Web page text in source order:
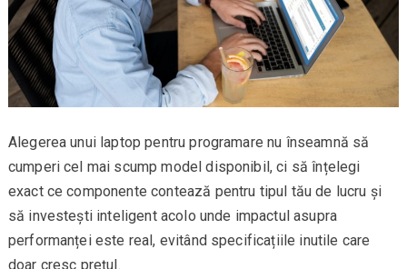
Alegerea unui laptop pentru programare nu înseamnă să
cumperi cel mai scump model disponibil, ci să înțelegi
exact ce componente contează pentru tipul tău de lucru și
să investești inteligent acolo unde impactul asupra
performanței este real, evitând specificațiile inutile care
doar cresc prețul.